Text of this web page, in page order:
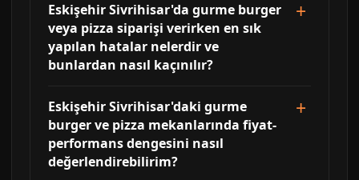
Eskişehir Sivrihisar'da gurme burger
veya pizza siparişi verirken en sık
yapılan hatalar nelerdir ve
bunlardan nasıl kaçınılır?
Eskişehir Sivrihisar'daki gurme
burger ve pizza mekanlarında fiyat-
performans dengesini nasıl
değerlendirebilirim?